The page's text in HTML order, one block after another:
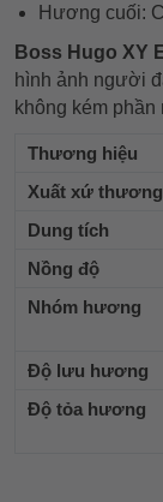
Hương cuối:
Boss Hugo XY
hình ảnh người
không kém phần
Thương hiệu
Xuất xứ
Dung tích
Nồng độ
Nhóm hương
Độ lưu hương
Độ tỏa hương